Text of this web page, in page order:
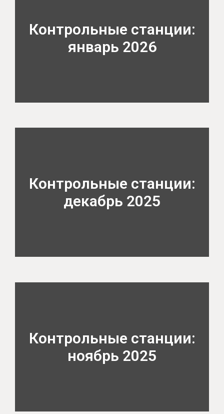
Контрольные станции:
январь 2026
Контрольные станции:
декабрь 2025
Контрольные станции:
ноябрь 2025